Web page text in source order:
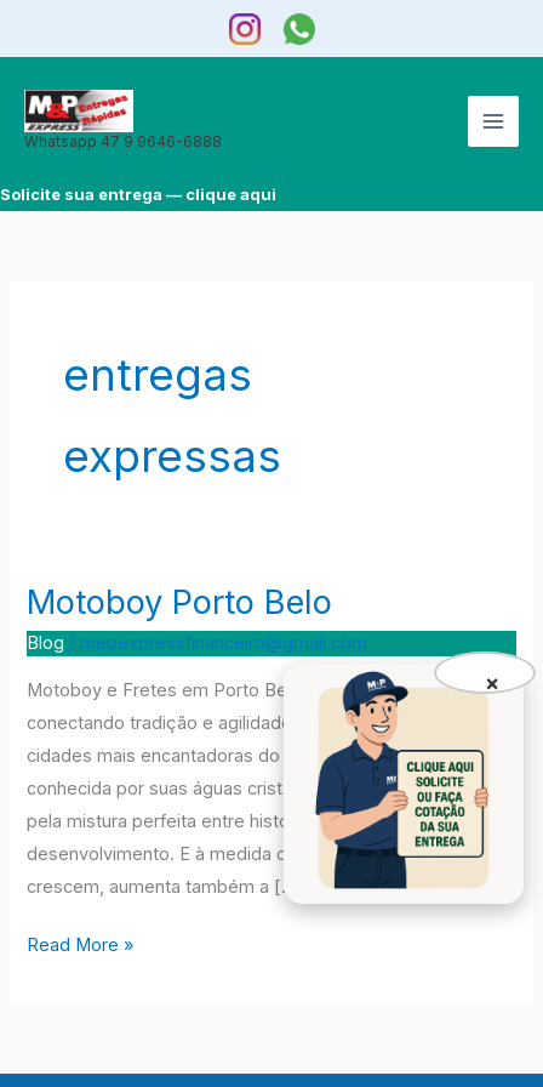
conteúdo
Whatsapp 47 9 9646-6888
Solicite sua entrega — clique aqui
entregas
expressas
Motoboy Porto Belo
Blog / mepexpressfinanceiro@gmail.com
Motoboy e Fretes em Porto Belo – M&P Express
conectando tradição e agilidade Porto Belo é uma das
cidades mais encantadoras do litoral de Santa Catarina,
conhecida por suas águas cristalinas, pela hospitalidade e
pela mistura perfeita entre história, turismo e
desenvolvimento. E à medida que o comércio e o turismo
crescem, aumenta também a […]
Motoboy
Porto
Belo
Read More »
×